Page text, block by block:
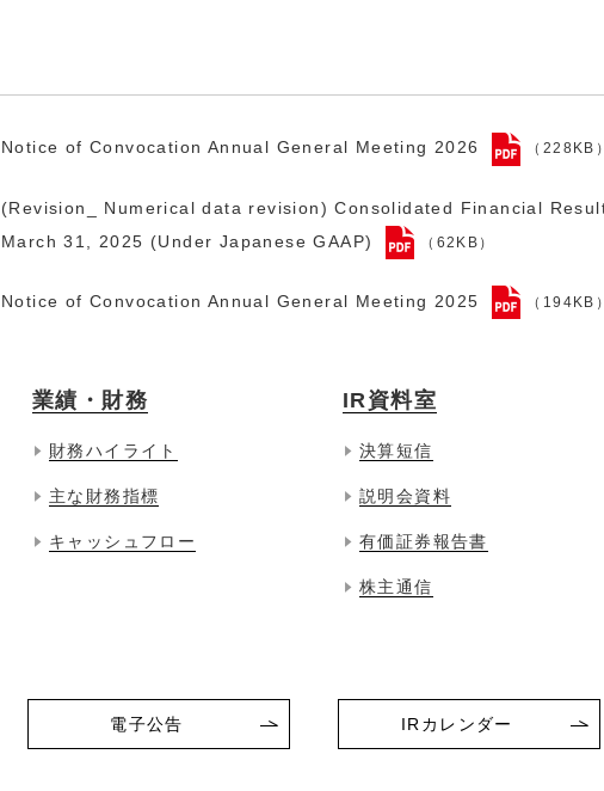
Notice of Convocation Annual General Meeting 2026 （228KB）
(Revision_ Numerical data revision) Consolidated Financial
March 31, 2025 (Under Japanese GAAP)
（62KB）
Notice of Convocation Annual General Meeting 2025 （194KB）
業績・財務
財務ハイライト
主な財務指標
キャッシュフロー
IR資料室
決算短信
説明会資料
有価証券報告書
株主通信
電子公告 IRカレンダー